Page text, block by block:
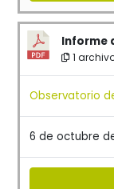
Informe
1
Observatorio
6 de octubre